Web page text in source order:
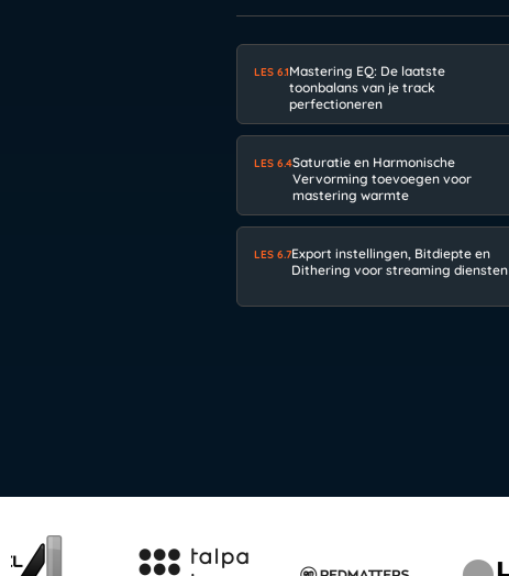
LES 6.1Mastering EQ: De laatste
toonbalans van je track
perfectioneren
LES 6.4Saturatie en Harmonische
Vervorming toevoegen voor
mastering warmte
LES 6.7Export instellingen, Bitdiepte en
Dithering voor streaming diensten